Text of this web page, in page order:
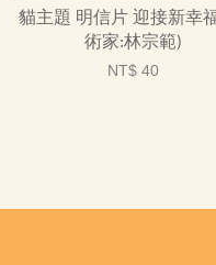
貓主題 明信片 迎接新幸
術家:林宗範)
NT$ 40